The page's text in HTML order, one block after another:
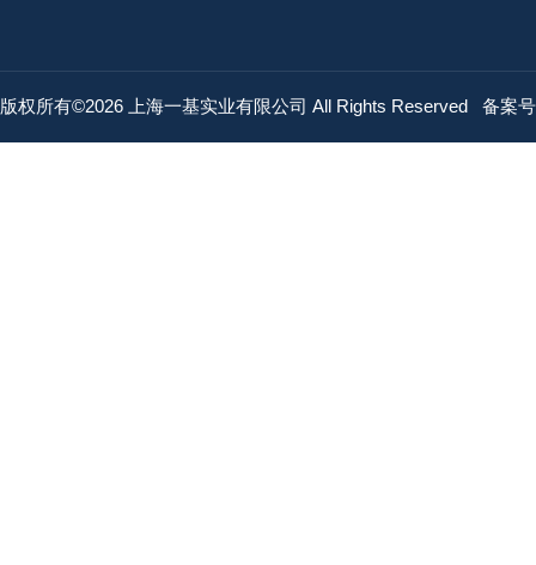
版权所有©2026 上海一基实业有限公司 All Rights Reserved 备案